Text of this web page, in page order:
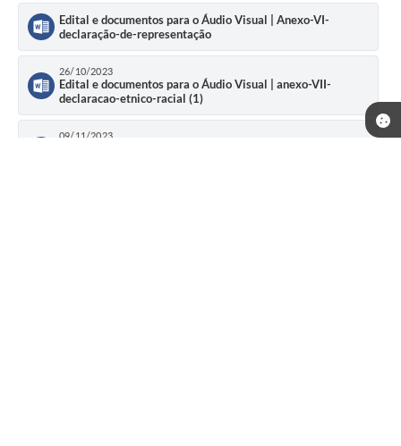
Edital e documentos para o Áudio Visual | Anexo-VI-
declaração-de-representação
26/10/2023
Edital e documentos para o Áudio Visual | anexo-VII-
declaracao-etnico-racial (1)
09/11/2023